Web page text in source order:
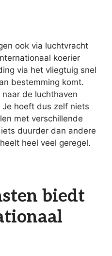
ook via luchtvracht
koerier
via het vliegtuig snel
bestemming komt.
de luchthaven
hoeft dus zelf niets
met verschillende
duurder dan andere
heel veel geregel.
biedt